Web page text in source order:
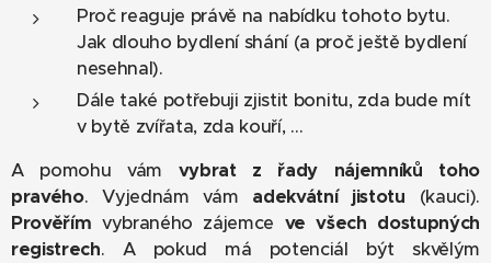
Proč reaguje právě na nabídku tohoto bytu.
Jak dlouho bydlení shání (a proč ještě bydlení
nesehnal).
Dále také potřebuji zjistit bonitu, zda bude mít
v bytě zvířata, zda kouří, …
A pomohu vám vybrat z řady nájemníků toho
pravého. Vyjednám vám adekvátní jistotu (kauci).
Prověřím vybraného zájemce ve všech dostupných
registrech. A pokud má potenciál být skvělým